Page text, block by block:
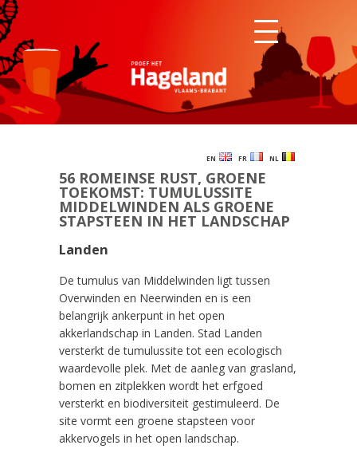
NL
FR
EN
56 ROMEINSE RUST, GROENE
TOEKOMST: TUMULUSSITE
MIDDELWINDEN ALS GROENE
STAPSTEEN IN HET LANDSCHAP
Landen
De tumulus van Middelwinden ligt tussen
Overwinden en Neerwinden en is een
belangrijk ankerpunt in het open
akkerlandschap in Landen. Stad Landen
versterkt de tumulussite tot een ecologisch
waardevolle plek. Met de aanleg van grasland,
bomen en zitplekken wordt het erfgoed
versterkt en biodiversiteit gestimuleerd. De
site vormt een groene stapsteen voor
akkervogels in het open landschap.